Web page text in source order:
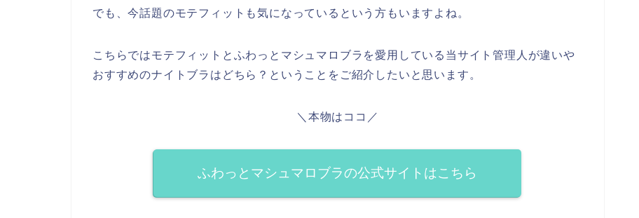
でも、今話題のモテフィットも気になっているという方もいますよね。
こちらではモテフィットとふわっとマシュマロブラを愛用している当サイト管理人が違いや
おすすめのナイトブラはどちら？ということをご紹介したいと思います。
＼本物はココ／
ふわっとマシュマロブラの公式サイトはこちら